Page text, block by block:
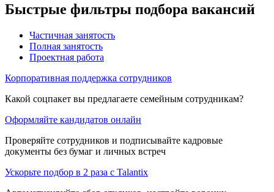
Быстрые фильтры подбора вакансий
Частичная занятость
Полная занятость
Проектная работа
Корпоративная поддержка сотрудников
Какой соцпакет вы предлагаете семейным сотрудникам?
Оформляйте кандидатов онлайн
Проверяйте сотрудников и подписывайте кадровые
документы без бумаг и личных встреч
Ускорьте подбор в 2 раза с Talantix